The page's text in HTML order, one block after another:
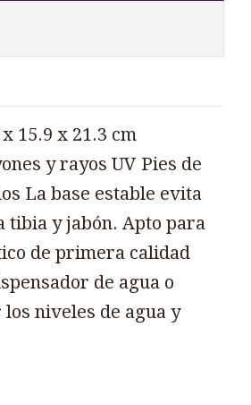
15.9 x 21.3 cm
y rayos UV Pies de
La base estable evita
tibia y jabón. Apto para
de primera calidad
de agua o
niveles de agua y